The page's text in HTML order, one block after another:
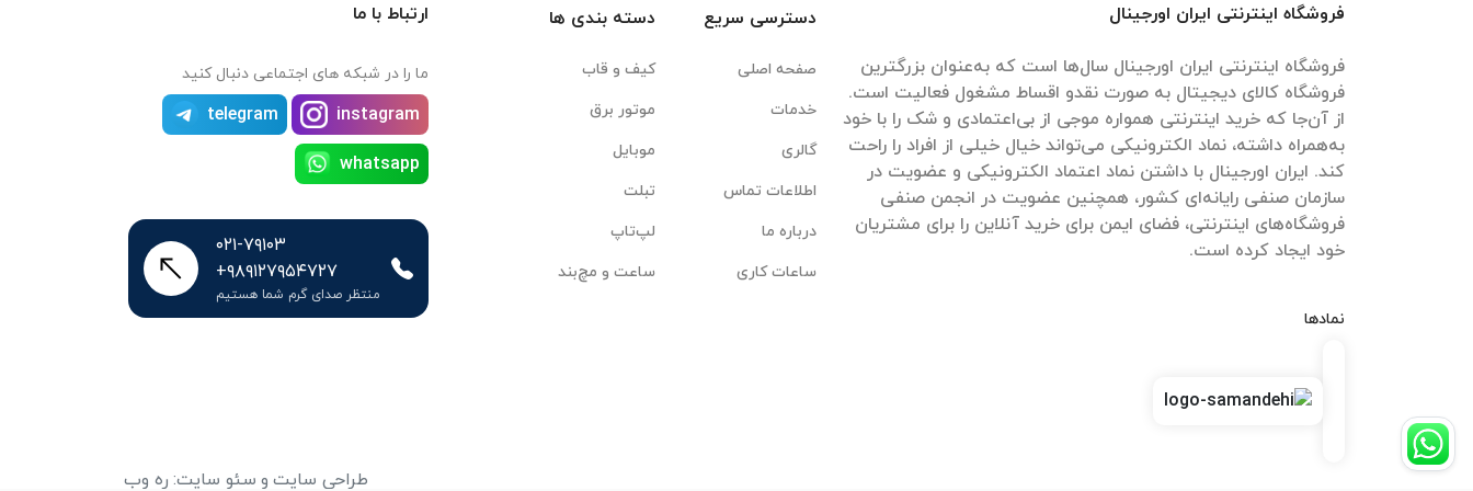
فروشگاه اینترنتی ایران اورجینال
فروشگاه اینترنتی ایران اورجینال سال‌ها است که به‌عنوان بزرگترین
فروشگاه کالای دیجیتال به صورت نقدو اقساط مشغول فعالیت است.
از آن‌جا که خرید اینترنتی همواره موجی از بی‌اعتمادی و شک را با خود
به‌همراه داشته، نماد الکترونیکی می‌تواند خیال خیلی از افراد را راحت
کند. ایران اورجینال با داشتن نماد اعتماد الکترونیکی و عضویت در
سازمان صنفی رایانه‌ای کشور، همچنین عضویت در انجمن صنفی
فروشگاه‌های اینترنتی، فضای ایمن برای خرید آنلاین را برای مشتریان
خود ایجاد کرده است.
نمادها
دسترسی سریع
صفحه اصلی
خدمات
گالری
اطلاعات تماس
درباره ما
ساعات کاری
دسته بندی ها
کیف و قاب
موتور برق
موبایل
تبلت
لپ‌تاپ
ساعت و مچ‌بند
ارتباط با ما
ما را در شبکه های اجتماعی دنبال کنید
instagram
telegram
whatsapp
۰۲۱-۷۹۱۰۳
+۹۸۹۱۲۷۹۵۴۷۲۷
منتظر صدای گرم شما هستیم
طراحی سایت و سئو سایت: ره وب